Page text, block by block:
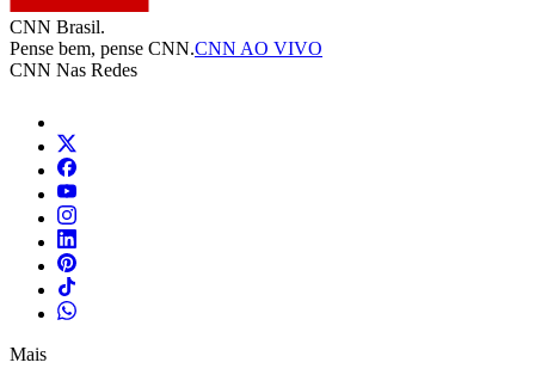
CNN Brasil.
Pense bem, pense CNN.CNN AO VIVO
CNN Nas Redes
Mais